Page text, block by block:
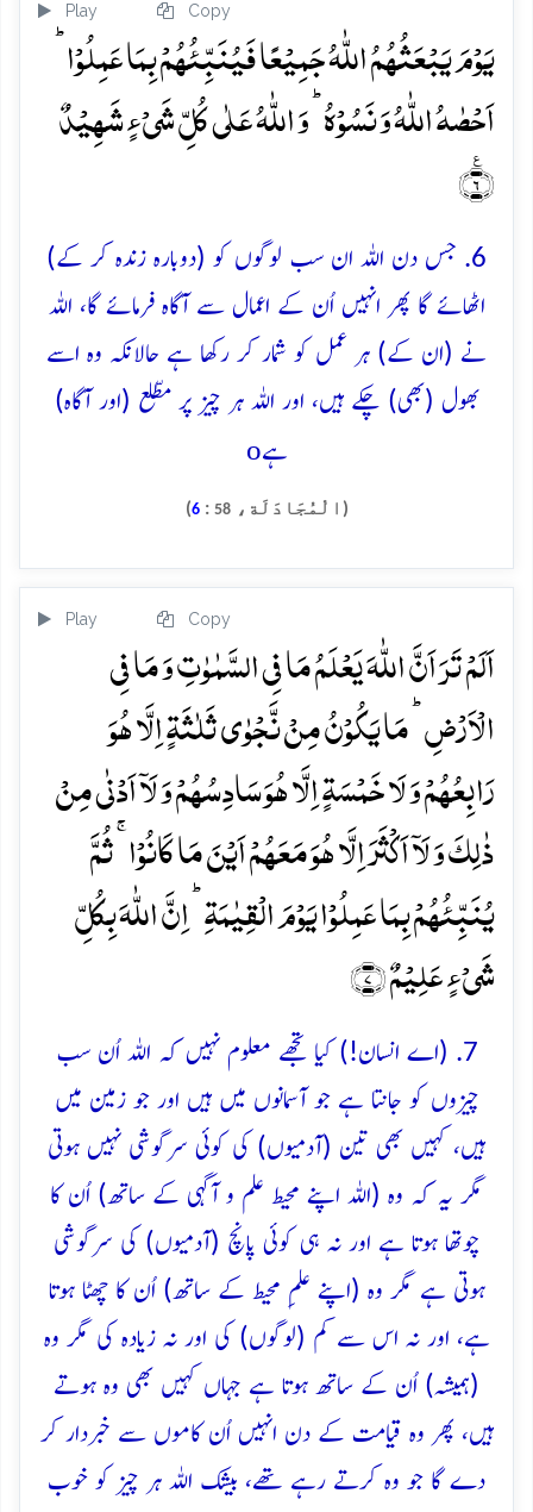
Play Copy
یَوۡمَ یَبۡعَثُہُمُ اللّٰہُ جَمِیۡعًا فَیُنَبِّئُہُمۡ بِمَا عَمِلُوۡا ؕ
اَحۡصٰہُ اللّٰہُ وَ نَسُوۡہُ ؕ وَ اللّٰہُ عَلٰی کُلِّ شَیۡءٍ شَہِیۡدٌ
٪﴿۶﴾
6. جس دن اللہ ان سب لوگوں کو (دوبارہ زندہ کر کے)
اٹھائے گا پھر انہیں اُن کے اعمال سے آگاہ فرمائے گا، اللہ
نے (ان کے) ہر عمل کو شمار کر رکھا ہے حالانکہ وہ اسے
بھول (بھی) چکے ہیں، اور اللہ ہر چیز پر مطّلع (اور آگاہ)
ہےo
(الْمُجَادَلَة،58
:
6
)
Play Copy
اَلَمۡ تَرَ اَنَّ اللّٰہَ یَعۡلَمُ مَا فِی السَّمٰوٰتِ وَ مَا فِی
الۡاَرۡضِ ؕ مَا یَکُوۡنُ مِنۡ نَّجۡوٰی ثَلٰثَۃٍ اِلَّا ہُوَ
رَابِعُہُمۡ وَ لَا خَمۡسَۃٍ اِلَّا ہُوَ سَادِسُہُمۡ وَ لَاۤ اَدۡنٰی مِنۡ
ذٰلِکَ وَ لَاۤ اَکۡثَرَ اِلَّا ہُوَ مَعَہُمۡ اَیۡنَ مَا کَانُوۡا ۚ ثُمَّ
یُنَبِّئُہُمۡ بِمَا عَمِلُوۡا یَوۡمَ الۡقِیٰمَۃِ ؕ اِنَّ اللّٰہَ بِکُلِّ
شَیۡءٍ عَلِیۡمٌ ﴿۷﴾
7. (اے انسان!) کیا تجھے معلوم نہیں کہ اللہ اُن سب
چیزوں کو جانتا ہے جو آسمانوں میں ہیں اور جو زمین میں
ہیں، کہیں بھی تین (آدمیوں) کی کوئی سرگوشی نہیں ہوتی
مگر یہ کہ وہ (اللہ اپنے محیط علم و آگہی کے ساتھ) اُن کا
چوتھا ہوتا ہے اور نہ ہی کوئی پانچ (آدمیوں) کی سرگوشی
ہوتی ہے مگر وہ (اپنے علمِ محیط کے ساتھ) اُن کا چھٹا ہوتا
ہے، اور نہ اس سے کم (لوگوں) کی اور نہ زیادہ کی مگر وہ
(ہمیشہ) اُن کے ساتھ ہوتا ہے جہاں کہیں بھی وہ ہوتے
ہیں، پھر وہ قیامت کے دن انہیں اُن کاموں سے خبردار کر
دے گا جو وہ کرتے رہے تھے، بیشک اللہ ہر چیز کو خوب